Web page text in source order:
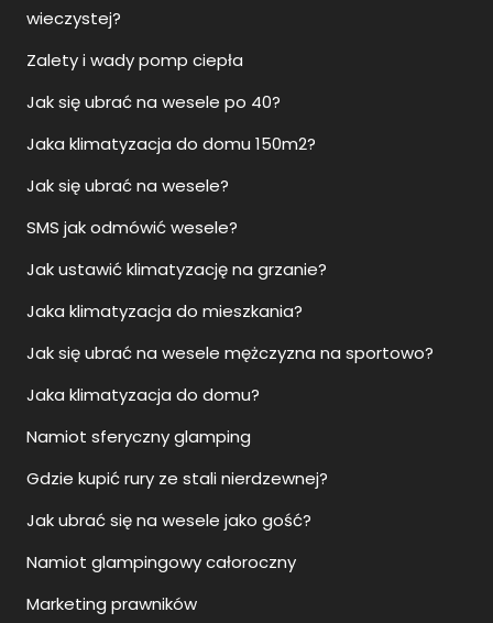
wieczystej?
Zalety i wady pomp ciepła
Jak się ubrać na wesele po 40?
Jaka klimatyzacja do domu 150m2?
Jak się ubrać na wesele?
SMS jak odmówić wesele?
Jak ustawić klimatyzację na grzanie?
Jaka klimatyzacja do mieszkania?
Jak się ubrać na wesele mężczyzna na sportowo?
Jaka klimatyzacja do domu?
Namiot sferyczny glamping
Gdzie kupić rury ze stali nierdzewnej?
Jak ubrać się na wesele jako gość?
Namiot glampingowy całoroczny
Marketing prawników